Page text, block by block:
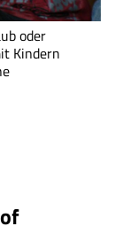
oder
Kindern